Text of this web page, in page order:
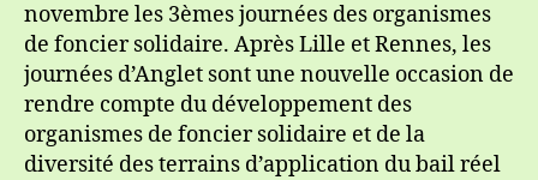
OFS
à
Anglet
novembre les 3èmes journées des organismes
de foncier solidaire. Après Lille et Rennes, les
journées d’Anglet sont une nouvelle occasion de
rendre compte du développement des
organismes de foncier solidaire et de la
diversité des terrains d’application du bail réel